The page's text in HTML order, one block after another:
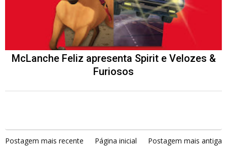
McLanche Feliz apresenta Spirit e Velozes &
Furiosos
Postagem mais recente Página inicial Postagem mais antiga